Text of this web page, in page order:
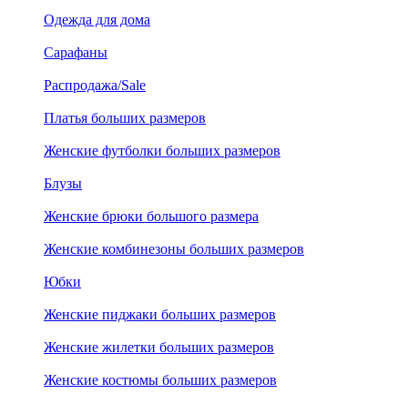
Одежда для дома
Сарафаны
Распродажа/Sale
Платья больших размеров
Женские футболки больших размеров
Блузы
Женские брюки большого размера
Женские комбинезоны больших размеров
Юбки
Женские пиджаки больших размеров
Женские жилетки больших размеров
Женские костюмы больших размеров